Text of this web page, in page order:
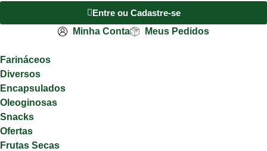
Entre ou Cadastre-se
Minha Conta
Meus Pedidos
Farináceos
Diversos
Encapsulados
Oleoginosas
Snacks
Ofertas
Frutas Secas